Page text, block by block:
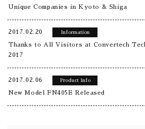
Unique Companies in Kyoto & Shiga
2017.02.20 Information
Thanks to All Visitors at Convertech
2017
2017.02.06 Product Info
New Model FN405E Released